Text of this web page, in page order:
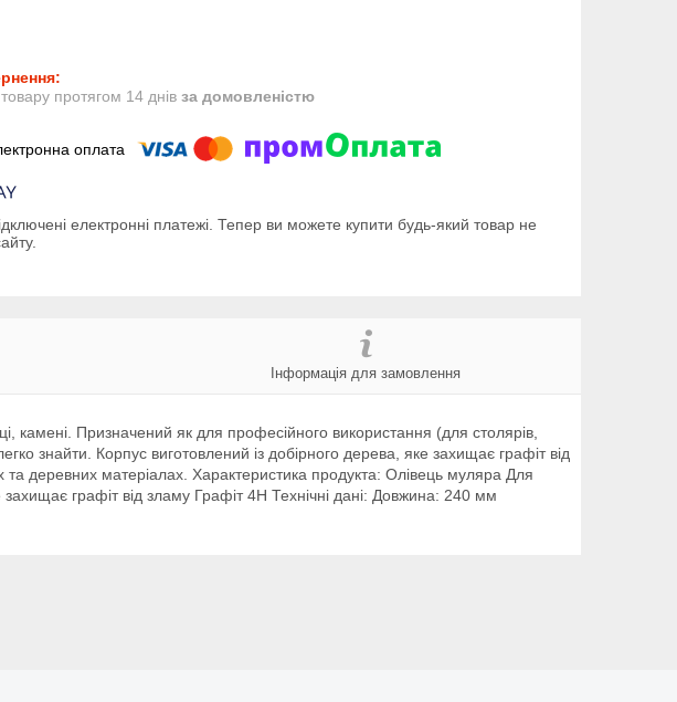
протягом 14 днів за домовленістю
електронні платежі. Тепер ви можете купити будь-який товар не
Інформація для замовлення
камені. Призначений як для професійного використання (для столярів,
знайти. Корпус виготовлений із добірного дерева, яке захищає графіт від
деревних матеріалах. Характеристика продукта: Олівець муляра Для
графіт від зламу Графіт 4H Технічні дані: Довжина: 240 мм